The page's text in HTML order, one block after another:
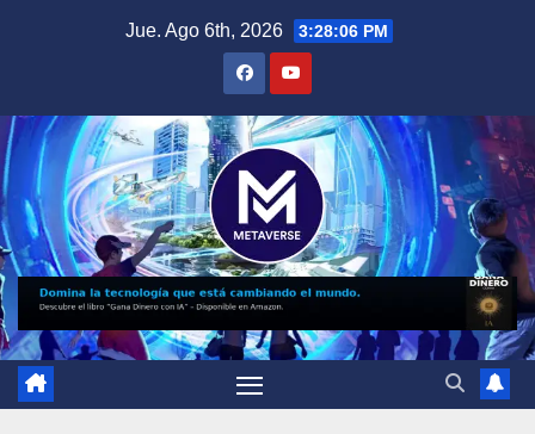
Jue. Ago 6th, 2026 3:28:07 PM